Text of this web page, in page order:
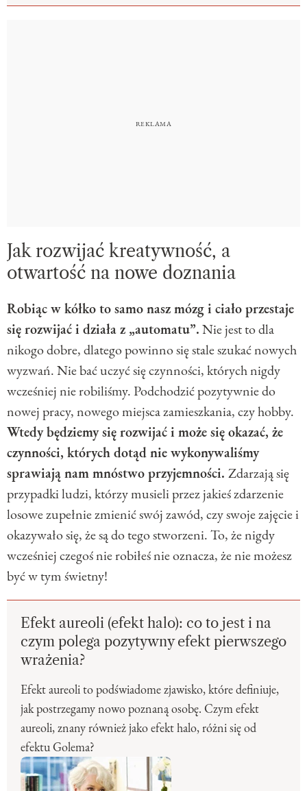
Jak rozwijać kreatywność, a
otwartość na nowe doznania
Robiąc w kółko to samo nasz mózg i ciało przestaje
się rozwijać i działa z „automatu”.Nie jest to dla
nikogo dobre, dlatego powinno się stale szukać nowych
wyzwań. Nie bać uczyć się czynności, których nigdy
wcześniej nie robiliśmy. Podchodzić pozytywnie do
nowej pracy, nowego miejsca zamieszkania, czy hobby.
Wtedy będziemy się rozwijać i może się okazać, że
czynności, których dotąd nie wykonywaliśmy
sprawiają nam mnóstwo przyjemności. Zdarzają się
przypadki ludzi, którzy musieli przez jakieś zdarzenie
losowe zupełnie zmienić swój zawód, czy swoje zajęcie i
okazywało się, że są do tego stworzeni. To, że nigdy
wcześniej czegoś nie robiłeś nie oznacza, że nie możesz
być w tym świetny!
Efekt aureoli (efekt halo): co to jest i na
czym polega pozytywny efekt pierwszego
wrażenia?
Efekt aureoli to podświadome zjawisko, które definiuje,
jak postrzegamy nowo poznaną osobę. Czym efekt
aureoli, znany również jako efekt halo, różni się od
efektu Golema?